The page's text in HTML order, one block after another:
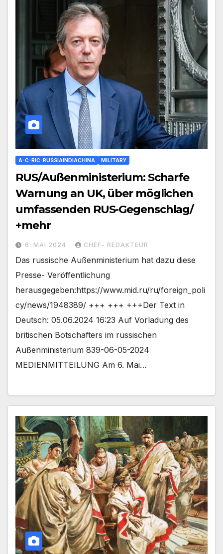
A-C-RIC-RUSSIAINDIACHINA MILITARY
RUS/Außenministerium: Scharfe
Warnung an UK, über möglichen
umfassenden RUS-Gegenschlag/
+mehr
6. MAI 2024 CHEF- REDAKTEUR
Das russische Außenministerium hat dazu diese
Presse- Veröffentlichung
herausgegeben:https://www.mid.ru/ru/foreign_poli
cy/news/1948389/ +++ +++ +++Der Text in
Deutsch: 05.06.2024 16:23 Auf Vorladung des
britischen Botschafters im russischen
Außenministerium 839-06-05-2024
MEDIENMITTEILUNG Am 6. Mai…